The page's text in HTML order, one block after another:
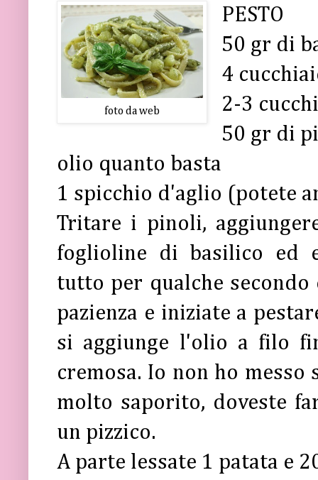
foto da web
PESTO
50 gr di
4
2-3
50 gr di
olio quanto basta
1 spicchio d'aglio (potete
Tritare i pinoli,
foglioline di basilico ed
tutto per qualche
pazienza e iniziate a
si aggiunge l'olio a filo
cremosa. Io non ho
molto saporito, doveste
un pizzico.
A parte lessate 1 patata e